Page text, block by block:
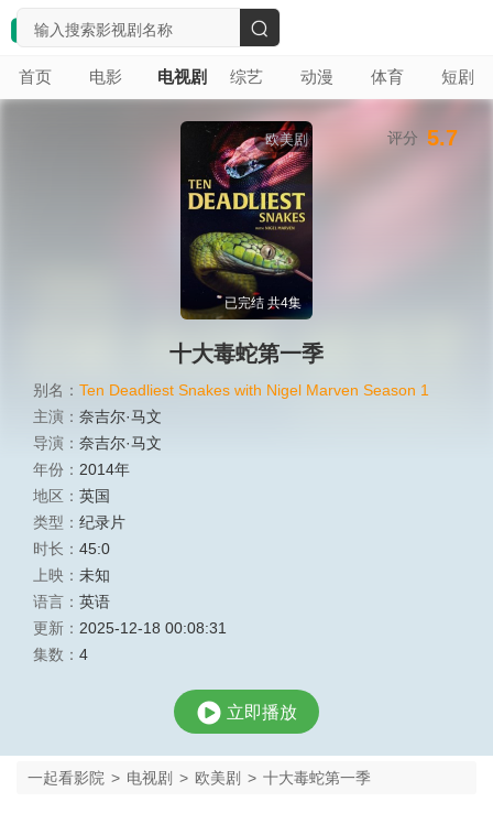
首页 电影 电视剧 综艺 动漫 体育 短剧
搜
索
欧美剧
已完结 共4集
十大毒蛇第一季
别名： Ten Deadliest Snakes with Nigel Marven Season 1
主演： 奈吉尔·马文
导演： 奈吉尔·马文
年份： 2014年
地区： 英国
类型： 纪录片
时长： 45:0
上映： 未知
语言： 英语
更新： 2025-12-18 00:08:31
集数： 4
评分 5.7
立即播放
一起看影院 > 电视剧 > 欧美剧 > 十大毒蛇第一季